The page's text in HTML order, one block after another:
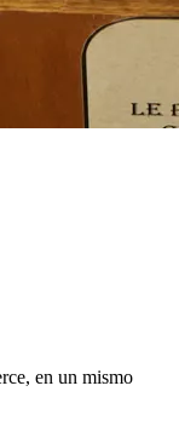
en un mismo